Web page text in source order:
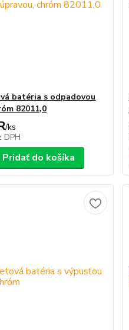
batéria s odpadovou
82011,0
/ks
DPH
Pridať do košíka